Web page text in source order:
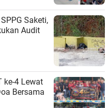
Saketi,
Audit
ke-4 Lewat
Bersama